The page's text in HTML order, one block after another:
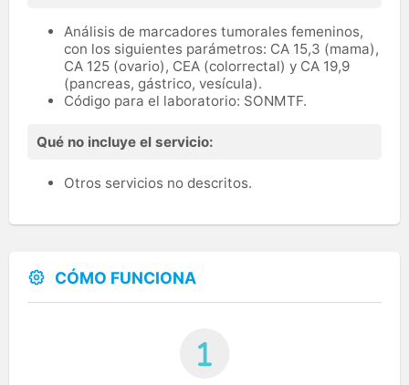
Análisis de marcadores tumorales femeninos,
con los siguientes parámetros: CA 15,3 (mama),
CA 125 (ovario), CEA (colorrectal) y CA 19,9
(pancreas, gástrico, vesícula).
Código para el laboratorio: SONMTF.
Qué no incluye el servicio:
Otros servicios no descritos.
CÓMO FUNCIONA